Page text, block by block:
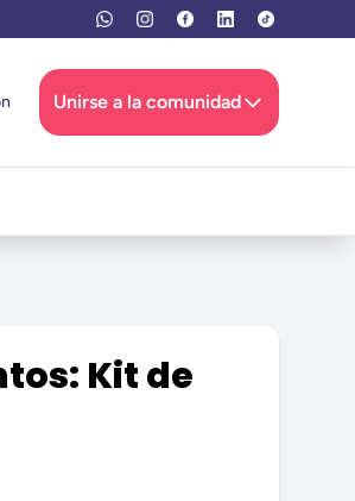
Unirse a la comunidad
Kit de